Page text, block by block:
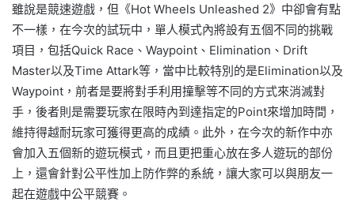
雖說是競速遊戲，但《Hot Wheels Unleashed 2》中卻會有點
不一樣，在今次的試玩中，單人模式內將設有五個不同的挑戰
項目，包括Quick Race、Waypoint、Elimination、Drift
Master以及Time Attark等，當中比較特別的是Elimination以及
Waypoint，前者是要將對手利用撞擊等不同的方式來消滅對
手，後者則是需要玩家在限時內到達指定的Point來增加時間，
維持得越耐玩家可獲得更高的成績。此外，在今次的新作中亦
會加入五個新的遊玩模式，而且更把重心放在多人遊玩的部份
上，還會針對公平性加上防作弊的系統，讓大家可以與朋友一
起在遊戲中公平競賽。